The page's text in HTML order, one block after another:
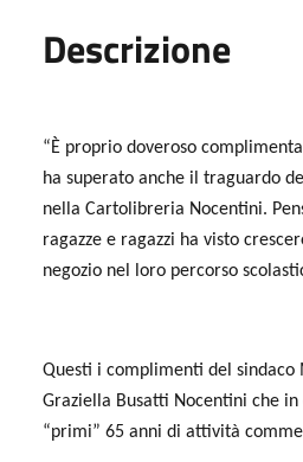
Descrizione
“È proprio doveroso
ha superato anche il traguardo
nella Cartolibreria Nocentini.
ragazze e ragazzi ha visto
negozio nel loro percorso
Questi i complimenti del sindaco
Graziella Busatti Nocentini che
“primi” 65 anni di attività